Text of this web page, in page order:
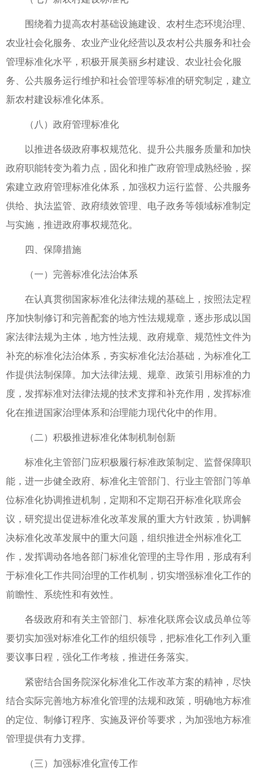
围绕着力提高农村基础设施建设、农村生态环境治理、
农业社会化服务、农业产业化经营以及农村公共服务和社会
管理标准化水平，积极开展美丽乡村建设、农业社会化服
务、公共服务运行维护和社会管理等标准的研究制定，建立
新农村建设标准化体系。
（八）政府管理标准化
以推进各级政府事权规范化、提升公共服务质量和加快
政府职能转变为着力点，固化和推广政府管理成熟经验，探
索建立政府管理标准化体系，加强权力运行监督、公共服务
供给、执法监管、政府绩效管理、电子政务等领域标准制定
与实施，推进政府事权规范化。
四、保障措施
（一）完善标准化法治体系
在认真贯彻国家标准化法律法规的基础上，按照法定程
序加快制修订和完善配套的地方性法规规章，逐步形成以国
家法律法规为主体，地方性法规、政府规章、规范性文件为
补充的标准化法治体系，夯实标准化法治基础，为标准化工
作提供法制保障。加大法律法规、规章、政策引用标准的力
度，发挥标准对法律法规的技术支撑和补充作用，发挥标准
化在推进国家治理体系和治理能力现代化中的作用。
（二）积极推进标准化体制机制创新
标准化主管部门应积极履行标准政策制定、监督保障职
能，进一步健全政府、标准化主管部门、行业主管部门等单
位标准化协调推进机制，定期和不定期召开标准化联席会
议，研究提出促进标准化改革发展的重大方针政策，协调解
决标准化改革发展中的重大问题，组织推进全州标准化工
作，发挥调动各地各部门标准化管理的主导作用，形成有利
于标准化工作共同治理的工作机制，切实增强标准化工作的
前瞻性、系统性和有效性。
各级政府和有关主管部门、标准化联席会议成员单位等
要切实加强对标准化工作的组织领导，把标准化工作列入重
要议事日程，强化工作考核，推进任务落实。
紧密结合国务院深化标准化工作改革方案的精神，尽快
结合实际完善地方标准化管理的法规和政策，明确地方标准
的定位、制修订程序、实施及评价等要求，为加强地方标准
管理提供有力支撑。
（三）加强标准化宣传工作